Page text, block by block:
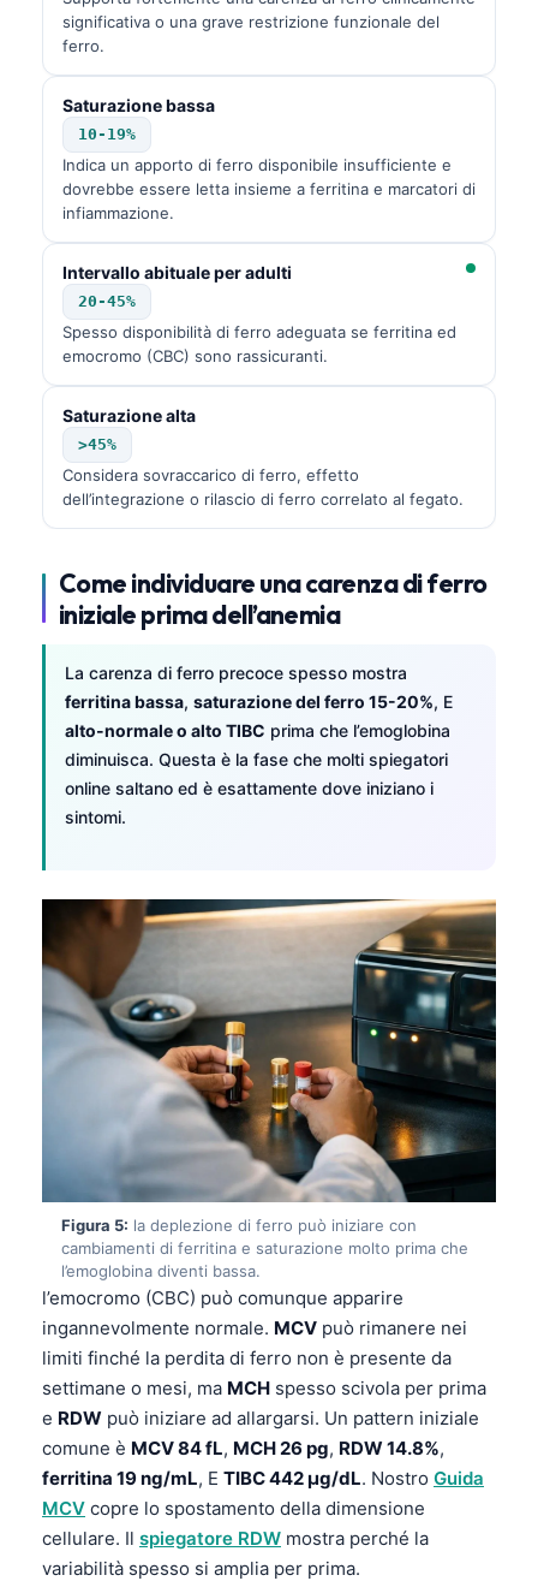
significativa o una grave restrizione funzionale del
ferro.
Saturazione bassa
10-19%
Indica un apporto di ferro disponibile insufficiente e
dovrebbe essere letta insieme a ferritina e marcatori di
infiammazione.
Intervallo abituale per adulti
20-45%
Spesso disponibilità di ferro adeguata se ferritina ed
emocromo (CBC) sono rassicuranti.
Saturazione alta
>45%
Considera sovraccarico di ferro, effetto
dell’integrazione o rilascio di ferro correlato al fegato.
Come individuare una carenza di ferro
iniziale prima dell’anemia
La carenza di ferro precoce spesso mostra
ferritina bassa, saturazione del ferro 15-20%, E
alto-normale o alto TIBC prima che l’emoglobina
diminuisca. Questa è la fase che molti spiegatori
online saltano ed è esattamente dove iniziano i
sintomi.
Figura 5: la deplezione di ferro può iniziare con
cambiamenti di ferritina e saturazione molto prima che
l’emoglobina diventi bassa.
l’emocromo (CBC) può comunque apparire
ingannevolmente normale. MCV può rimanere nei
limiti finché la perdita di ferro non è presente da
settimane o mesi, ma MCH spesso scivola per prima
e RDW può iniziare ad allargarsi. Un pattern iniziale
comune è MCV 84 fL, MCH 26 pg, RDW 14.8%,
ferritina 19 ng/mL, E TIBC 442 µg/dL. Nostro Guida
MCV copre lo spostamento della dimensione
cellulare. Il spiegatore RDW mostra perché la
variabilità spesso si amplia per prima.
Occitan
العربية المغربية
Afrikaans
Монгол
ພາສາລາວ
Basa Jawa
Cebuano
ئۇيغۇرچە
Кыргызча
Татар теле
Беларуская мова
Esperanto
Ślōnskŏ gŏdka
Norsk bokmål